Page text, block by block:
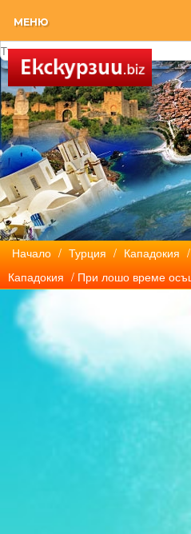
МЕНЮ
Начало / Турция / Кападокия /
Кападокия / При лошо време